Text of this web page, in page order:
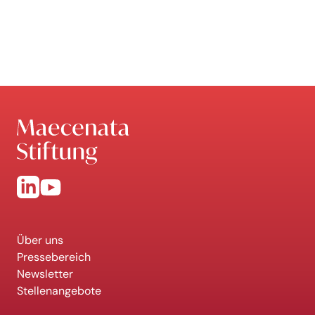
Über uns
Pressebereich
Newsletter
Stellenangebote